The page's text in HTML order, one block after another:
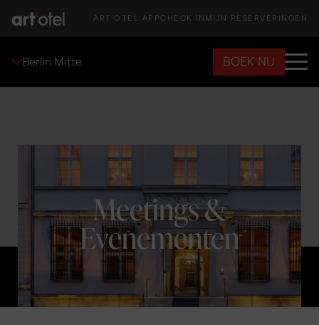
ART'OTEL APPCHECK IN MIJN RESERVERINGEN
Berlin Mitte BOEK NU
Meetings &
Evenementen